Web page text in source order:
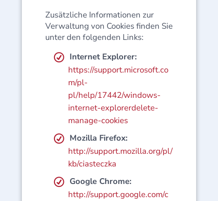
Zusätzliche Informationen zur
Verwaltung von Cookies finden Sie
unter den folgenden Links:
Internet Explorer:
https://support.microsoft.co
m/pl-
pl/help/17442/windows-
internet-explorerdelete-
manage-cookies
Mozilla Firefox:
http://support.mozilla.org/pl/
kb/ciasteczka
Google Chrome:
http://support.google.com/c